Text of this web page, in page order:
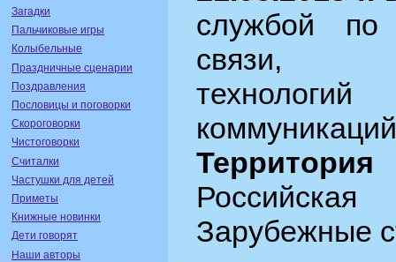
Загадки
Пальчиковые игры
Колыбельные
Праздничные сценарии
Поздравления
Пословицы и поговорки
Скороговорки
Чистоговорки
Считалки
Частушки для детей
Приметы
Книжные новинки
Дети говорят
Наши авторы
службой
связи,
Зарубежные